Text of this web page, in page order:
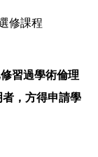
修課程
習過學術倫理
，方得申請學